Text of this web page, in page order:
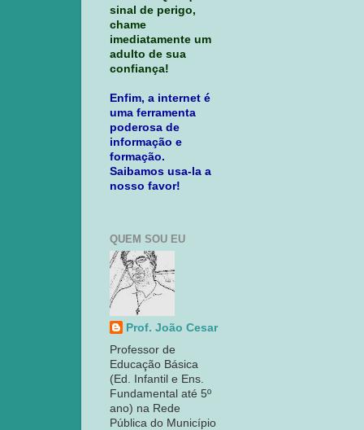
sinal de perigo,
chame
imediatamente um
adulto de sua
confiança!
Enfim, a internet é
uma ferramenta
poderosa de
informação e
formação.
Saibamos usa-la a
nosso favor!
QUEM SOU EU
Prof. João Cesar
Professor de
Educação Básica
(Ed. Infantil e Ens.
Fundamental até 5º
ano) na Rede
Pública do Município